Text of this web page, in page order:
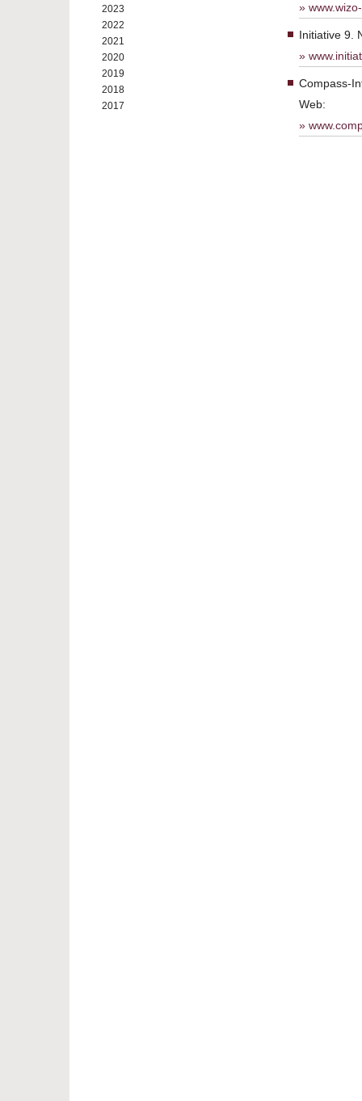
2023
2022
2021
2020
2019
2018
2017
Initiative 9.
Compass-
Web: